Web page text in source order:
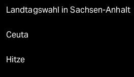
Landtagswahl in Sachsen-Anhalt
Ceuta
Hitze